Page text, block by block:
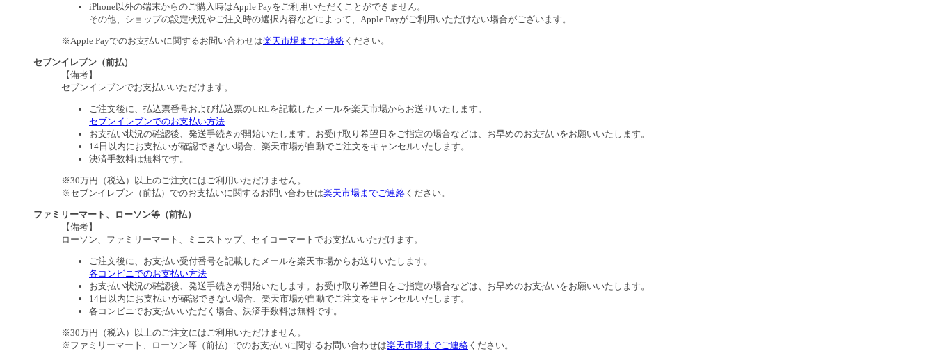
iPhone以外の端末からのご購入時はApple Payをご利用いただくことができません。
その他、ショップの設定状況やご注文時の選択内容などによって、Apple Payがご利用いただけない場合がございます。
※Apple Payでのお支払いに関するお問い合わせは楽天市場までご連絡 ください。
セブンイレブン（前払）
【備考】
セブンイレブンでお支払いいただけます。
ご注文後に、払込票番号および払込票のURLを記載したメールを楽天市場からお送りいたします。
セブンイレブンでのお支払い方法
お支払い状況の確認後、発送手続きが開始いたします。お受け取り希望日をご指定の場合などは、お早めのお支払いをお願いいたします。
14日以内にお支払いが確認できない場合、楽天市場が自動でご注文をキャンセルいたします。
決済手数料は無料です。
※30万円（税込）以上のご注文にはご利用いただけません。
※セブンイレブン（前払）でのお支払いに関するお問い合わせは楽天市場までご連絡 ください。
ファミリーマート、ローソン等（前払）
【備考】
ローソン、ファミリーマート、ミニストップ、セイコーマートでお支払いいただけます。
ご注文後に、お支払い受付番号を記載したメールを楽天市場からお送りいたします。
各コンビニでのお支払い方法
お支払い状況の確認後、発送手続きが開始いたします。お受け取り希望日をご指定の場合などは、お早めのお支払いをお願いいたします。
14日以内にお支払いが確認できない場合、楽天市場が自動でご注文をキャンセルいたします。
各コンビニでお支払いいただく場合、決済手数料は無料です。
※30万円（税込）以上のご注文にはご利用いただけません。
※ファミリーマート、ローソン等（前払）でのお支払いに関するお問い合わせは楽天市場までご連絡 ください。